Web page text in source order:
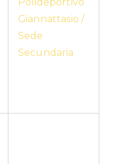
Giannattasio /
Sede
Secundaria